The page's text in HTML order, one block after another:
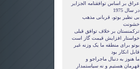
عراق بر اساس توافقنامه الجزاير
در سال 1975
بی نظیر بوتو، قربانی مذهب
خشونت
ترکمنستان بر خلاف توافق قبلی
خواستار افزایش قیمت گاز است
بوتو برای منطقه ما یک وزنه غیر
قابل انکار بود
ما هنوز به دنبال ماجراجو و
قهرمان هستيم و نه سياستمدار